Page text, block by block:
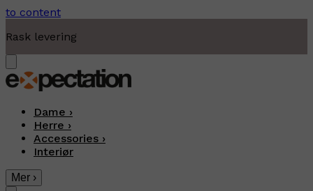
to content
Rask levering
Dame ›
Herre ›
Accessories ›
Interiør
Mer ›